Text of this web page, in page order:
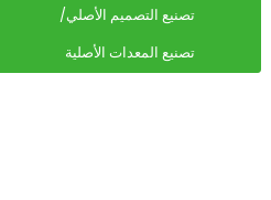
تصنيع التصميم الأصلي/
تصنيع المعدات الأصلية